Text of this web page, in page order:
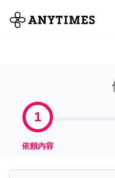
全て
1
依頼内容